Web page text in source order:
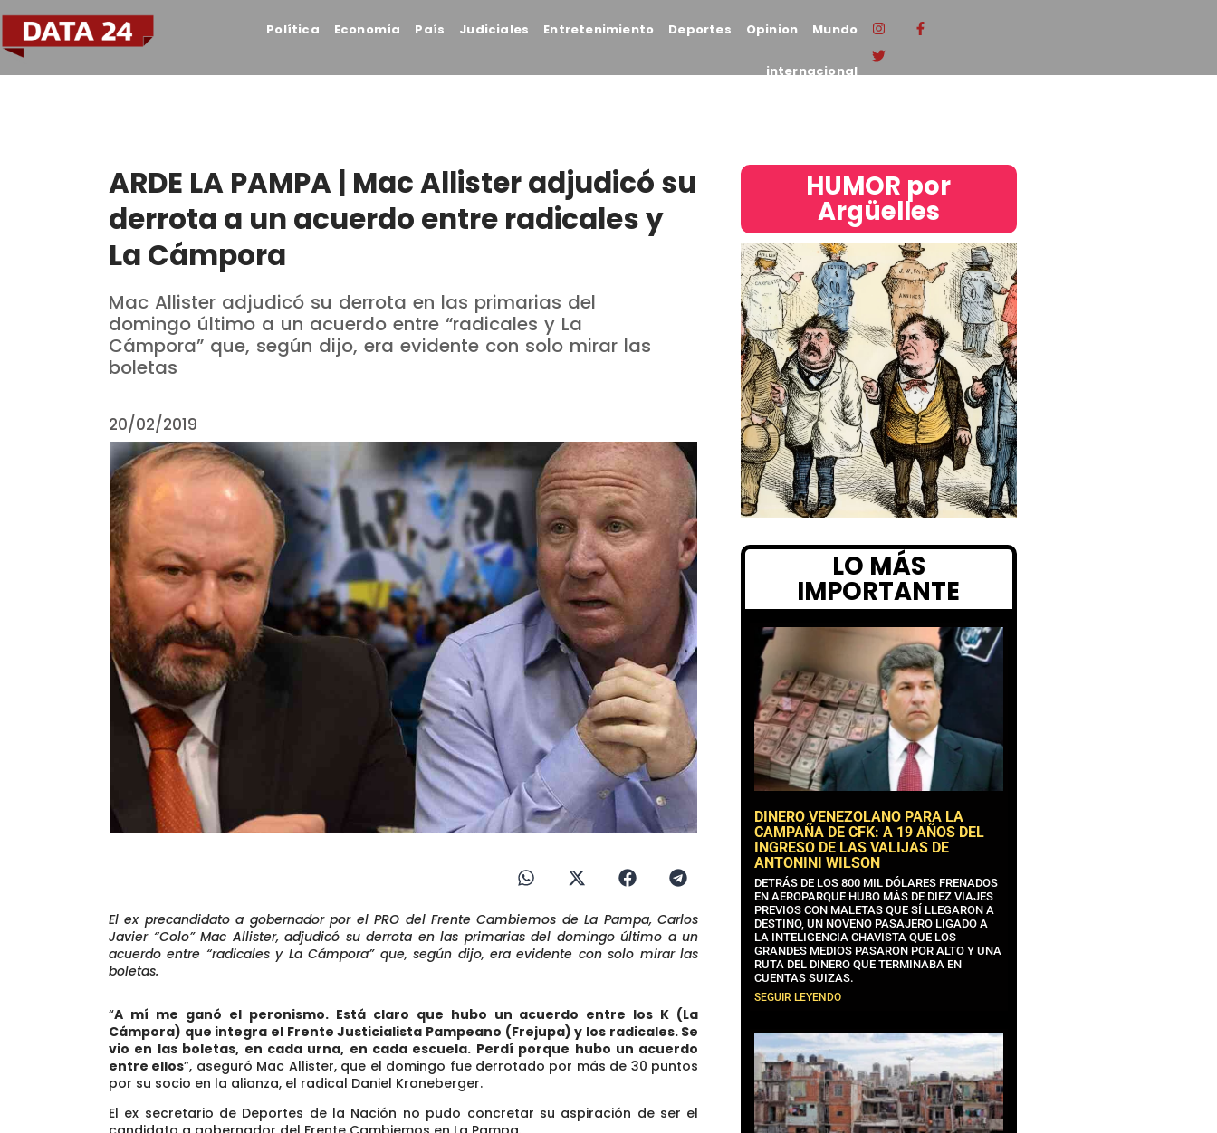
Política Economía País Judiciales Entretenimiento Deportes Opinion Mundo
internacional
ARDE LA PAMPA | Mac Allister adjudicó su
derrota a un acuerdo entre radicales y
La Cámpora
Mac Allister adjudicó su derrota en las primarias del
domingo último a un acuerdo entre “radicales y La
Cámpora” que, según dijo, era evidente con solo mirar las
boletas
20/02/2019
El ex precandidato a gobernador por el PRO del Frente Cambiemos de La Pampa, Carlos
Javier “Colo” Mac Allister, adjudicó su derrota en las primarias del domingo último a un
acuerdo entre “radicales y La Cámpora” que, según dijo, era evidente con solo mirar las
boletas.
“A mí me ganó el peronismo. Está claro que hubo un acuerdo entre los K (La
Cámpora) que integra el Frente Justicialista Pampeano (Frejupa) y los radicales. Se
vio en las boletas, en cada urna, en cada escuela. Perdí porque hubo un acuerdo
entre ellos”, aseguró Mac Allister, que el domingo fue derrotado por más de 30 puntos
por su socio en la alianza, el radical Daniel Kroneberger.
El ex secretario de Deportes de la Nación no pudo concretar su aspiración de ser el
HUMOR por
Argüelles​
LO MÁS
IMPORTANTE
DINERO VENEZOLANO PARA LA
CAMPAÑA DE CFK: A 19 AÑOS DEL
INGRESO DE LAS VALIJAS DE
ANTONINI WILSON
DETRÁS DE LOS 800 MIL DÓLARES FRENADOS
EN AEROPARQUE HUBO MÁS DE DIEZ VIAJES
PREVIOS CON MALETAS QUE SÍ LLEGARON A
DESTINO, UN NOVENO PASAJERO LIGADO A
LA INTELIGENCIA CHAVISTA QUE LOS
GRANDES MEDIOS PASARON POR ALTO Y UNA
RUTA DEL DINERO QUE TERMINABA EN
CUENTAS SUIZAS.
SEGUIR LEYENDO